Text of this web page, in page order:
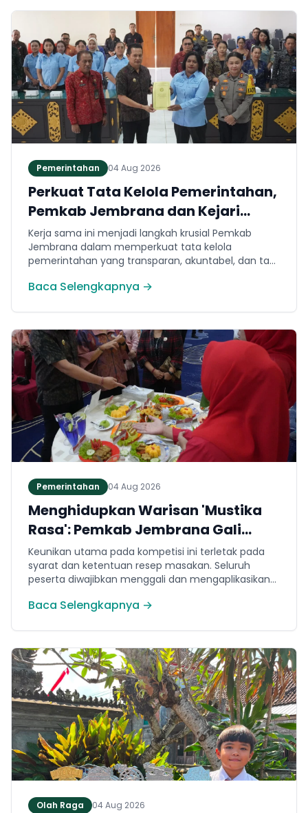
Pemerintahan 04 Aug 2026
Perkuat Tata Kelola Pemerintahan,
Pemkab Jembrana dan Kejari
Jembrana Sepakati Kerja Sama
Hukum Datun
Kerja sama ini menjadi langkah krusial Pemkab
Jembrana dalam memperkuat tata kelola
pemerintahan yang transparan, akuntabel, dan taat
mencakup tiga domain utama, yakni pemberian
tindakan hukum lainnya.
Baca Selengkapnya →
Pemerintahan 04 Aug 2026
Menghidupkan Warisan 'Mustika
Rasa': Pemkab Jembrana Gali
Keteladanan Bung Karno Lewat
Lomba Cipta Menu Kuliner
Keunikan utama pada kompetisi ini terletak pada
syarat dan ketentuan resep masakan. Seluruh
peserta diwajibkan menggali dan mengaplikasikan
Mustika Rasa—buku kumpulan resep Nusantara
Indonesia, Ir. Soekarno. Melalui panduan resep
historis tersebut, para peserta berhasil
menghidangkan berbagai kreasi olahan pangan
lokal yang tidak hanya lezat tetapi juga bergizi,
beragam, aman dan seimbang.
Baca Selengkapnya →
Olah Raga 04 Aug 2026